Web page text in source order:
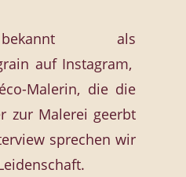
als
auf Instagram,
Malerin, die die
zur Malerei geerbt
sprechen wir